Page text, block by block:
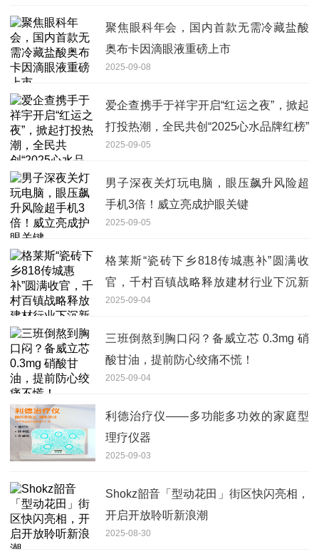
聚焦眼科年会，国内首款无需冷藏盐酸
奥布卡因滴眼液重磅上市
2025-09-08
爱企查携手于祥宇开启“红运之夜”，掀起
打投热潮，全民共创“2025心水品牌红榜”
2025-09-05
男子深夜关灯玩电脑，眼压飙升风险超
手机3倍！威立亮成护眼关键
2025-09-05
格莱斯“瓷砖下乡818传城惠补”圆满收
官，千村百镇战略释放建材行业下沉新
动能
2025-09-04
三班倒熬到胸口闷？备威立芯 0.3mg 硝
酸甘油，提前防心绞痛不慌！
2025-09-04
利德治疗仪——多功能多功效的家庭型
理疗仪器
2025-09-03
Shokz韶音「型动花田」街区快闪亮相，
开启开放聆听新浪潮
2025-08-30